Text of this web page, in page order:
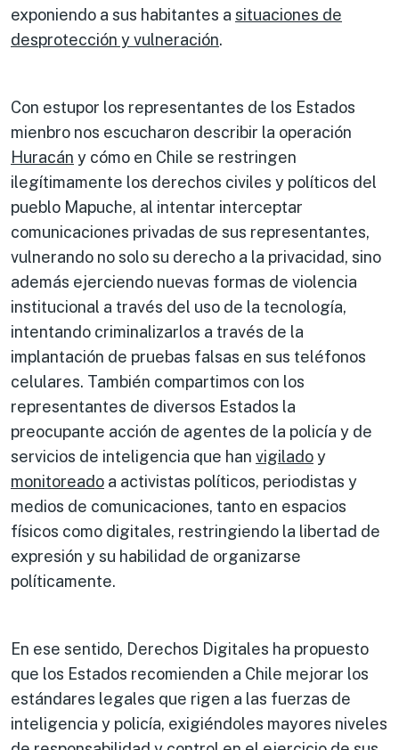
exponiendo a sus habitantes a situaciones de
desprotección y vulneración.
Con estupor los representantes de los Estados
mienbro nos escucharon describir la operación
Huracán y cómo en Chile se restringen
ilegítimamente los derechos civiles y políticos del
pueblo Mapuche, al intentar interceptar
comunicaciones privadas de sus representantes,
vulnerando no solo su derecho a la privacidad, sino
además ejerciendo nuevas formas de violencia
institucional a través del uso de la tecnología,
intentando criminalizarlos a través de la
implantación de pruebas falsas en sus teléfonos
celulares. También compartimos con los
representantes de diversos Estados la
preocupante acción de agentes de la policía y de
servicios de inteligencia que han vigiladoy
monitoreado a activistas políticos, periodistas y
medios de comunicaciones, tanto en espacios
físicos como digitales, restringiendo la libertad de
expresión y su habilidad de organizarse
políticamente.
En ese sentido, Derechos Digitales ha propuesto
que los Estados recomienden a Chile mejorar los
estándares legales que rigen a las fuerzas de
inteligencia y policía, exigiéndoles mayores niveles